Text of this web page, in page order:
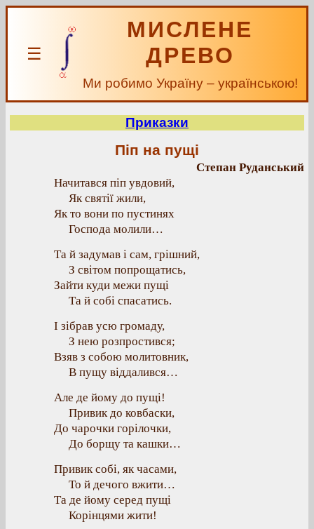
☰
МИСЛЕНЕ
ДРЕВО
Ми робимо Україну – українською!
Приказки
Піп на пущі
Степан Руданський
Начитався піп увдовий,
Як святії жили,
Як то вони по пустинях
Господа молили…
Та й задумав і сам, грішний,
З світом попрощатись,
Зайти куди межи пущі
Та й собі спасатись.
І зібрав усю громаду,
З нею розпростився;
Взяв з собою молитовник,
В пущу віддалився…
Але де йому до пущі!
Привик до ковбаски,
До чарочки горілочки,
До борщу та кашки…
Привик собі, як часами,
То й дечого вжити…
Та де йому серед пущі
Корінцями жити!